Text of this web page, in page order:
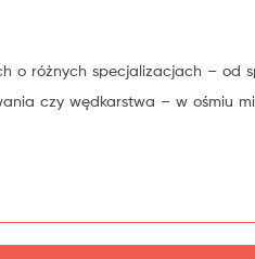
o różnych specjalizacjach – od
czy wędkarstwa – w ośmiu